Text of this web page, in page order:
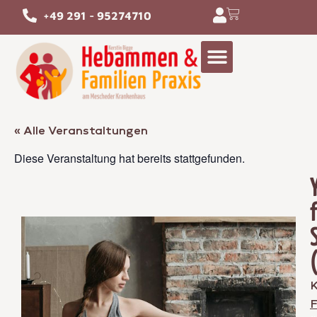
+49 291 - 95274710
« Alle Veranstaltungen
Diese Veranstaltung hat bereits stattgefunden.
F